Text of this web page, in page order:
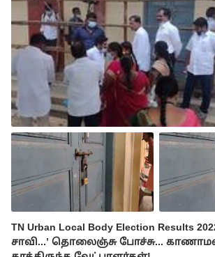
TN Urban Local Body Election Results
சாவி...’ தொலைஞ்சு போச்சு...